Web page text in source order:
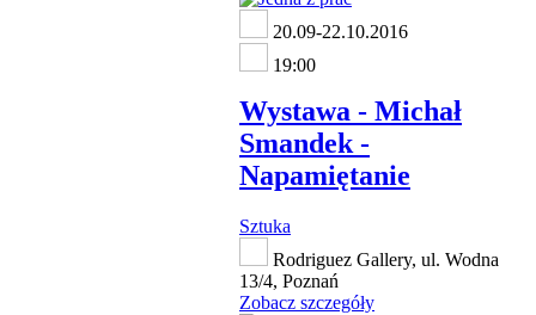
20.09-22.10.2016
19:00
Wystawa - Michał
Smandek -
Napamiętanie
Sztuka
Rodriguez Gallery, ul. Wodna
13/4, Poznań
Zobacz szczegóły